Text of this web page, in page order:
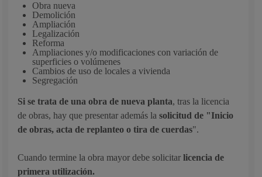
Obra nueva
Demolición
Ampliación
Legalización
Reforma
Ampliaciones y/o modificaciones con variación de
superficies o volúmenes
Cambios de uso de locales a vivienda
Segregación
Si se trata de una obra de nueva planta, tras la licencia
de obras, hay que presentar además lasolicitud de "Inicio
de obras, acta de replanteo o tira de cuerdas".
Cuando termine la obra mayor debe solicitar licencia de
primera utilización.